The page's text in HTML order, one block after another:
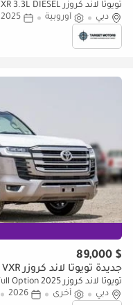
تويوتا لاند كروزر VXR LAND CRUISER VXR 3.3L DIESEL
دبي
أوروبية 2025
$ 89,000
جديدة تويوتا لاند كروزر VXR
تويوتا لاند كروزر VXR Petrol Full Option 2025
دبي
أخرى 2026